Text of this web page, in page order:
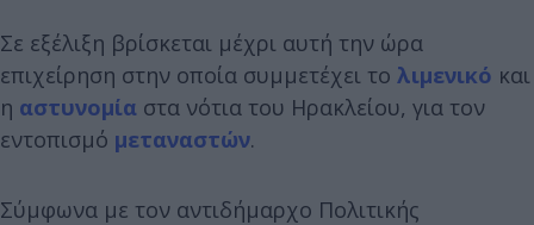
Σε εξέλιξη βρίσκεται μέχρι αυτή την ώρα
επιχείρηση στην οποία συμμετέχει το λιμενικό και
η αστυνομία στα νότια του Ηρακλείου, για τον
εντοπισμό μεταναστών.
Σύμφωνα με τον αντιδήμαρχο Πολιτικής